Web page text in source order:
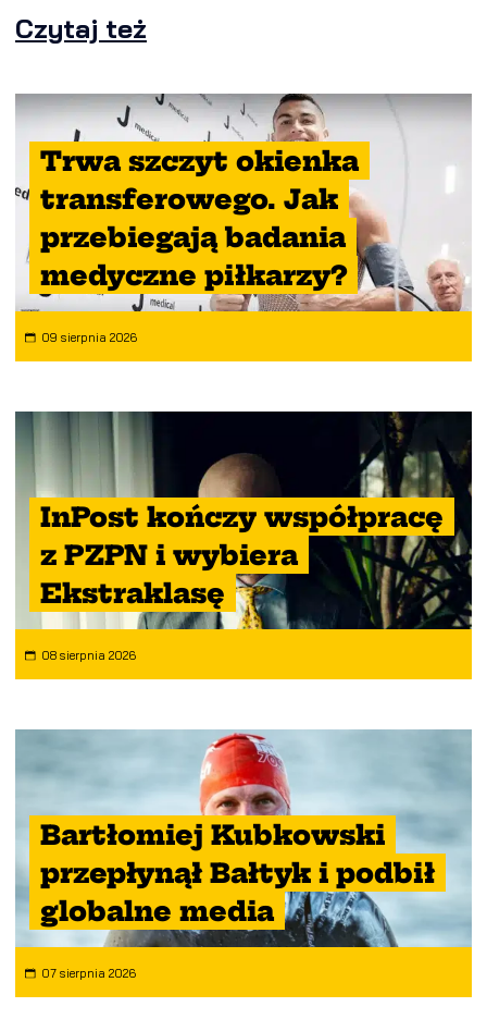
Czytaj też
Trwa szczyt okienka
transferowego. Jak
przebiegają badania
medyczne piłkarzy?
09 sierpnia 2026
InPost kończy współpracę
z PZPN i wybiera
Ekstraklasę
08 sierpnia 2026
Bartłomiej Kubkowski
przepłynął Bałtyk i podbił
globalne media
07 sierpnia 2026